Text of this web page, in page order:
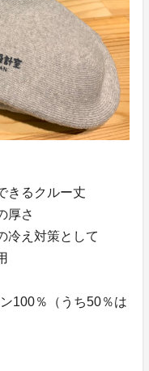
きるクルー丈
厚さ
冷え対策として
100％（うち50％は